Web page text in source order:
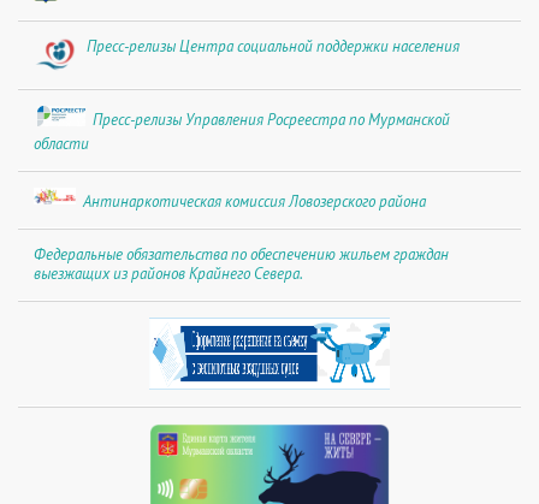
Пресс-релизы Центра социальной поддержки населения
Пресс-релизы Управления Росреестра по Мурманской
области
Антинаркотическая комиссия Ловозерского района
Федеральные обязательства по обеспечению жильем граждан
выезжащих из районов Крайнего Севера.